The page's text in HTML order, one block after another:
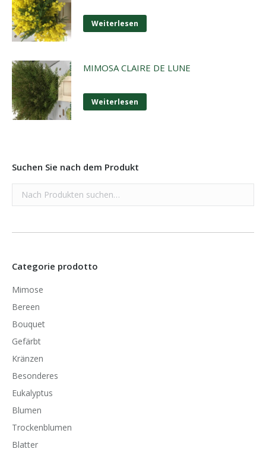
Weiterlesen
MIMOSA CLAIRE DE LUNE
Weiterlesen
Suchen Sie nach dem Produkt
Categorie prodotto
Mimose
Bereen
Bouquet
Gefärbt
Kränzen
Besonderes
Eukalyptus
Blumen
Trockenblumen
Blatter